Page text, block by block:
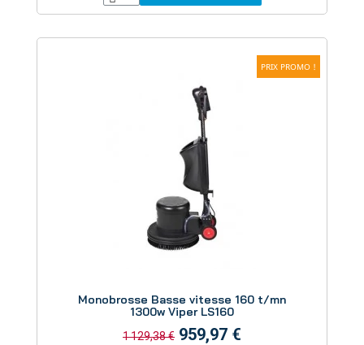
PRIX PROMO !
Monobrosse Basse vitesse 160 t/mn
1300w Viper LS160
1 129,38 € 959,97 €